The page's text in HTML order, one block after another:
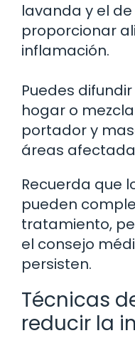
lavanda y el
proporcionar
inflamación.
Puedes
hogar o
portador y
áreas
Recuerda que
pueden
tratamiento,
el consejo
persisten.
Técnicas
reducir la